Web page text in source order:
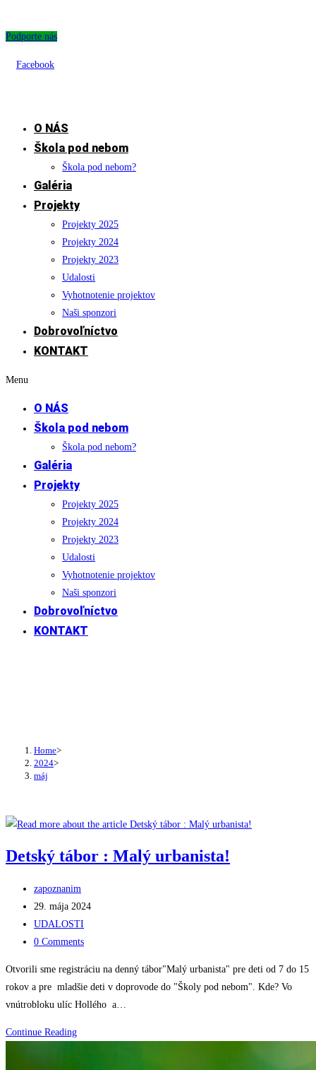
to
Podporte nás
Facebook
O NÁS
Škola pod nebom
Škola pod nebom?
Galéria
Projekty
Projekty 2025
Projekty 2024
Projekty 2023
Udalosti
Vyhotnotenie projektov
Naši sponzori
Dobrovoľníctvo
KONTAKT
Menu
O NÁS
Škola pod nebom
Škola pod nebom?
Galéria
Projekty
Projekty 2025
Projekty 2024
Projekty 2023
Udalosti
Vyhotnotenie projektov
Naši sponzori
Dobrovoľníctvo
KONTAKT
Home>
2024>
máj
Detský tábor : Malý urbanista!
Post
author:
zapoznanim
Post
published:
29. mája 2024
Post
category:
UDALOSTI
Post
0 Comments
Otvorili sme registráciu na denný tábor"Malý urbanista" pre deti od 7 do 15
rokov a pre mladšie deti v doprovode do "Školy pod nebom". Kde? Vo
vnútrobloku ulíc Hollého a…
Continue ReadingDetský